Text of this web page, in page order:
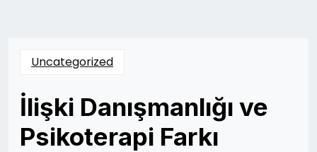
Uncategorized
İlişki Danışmanlığı ve
Psikoterapi Farkı